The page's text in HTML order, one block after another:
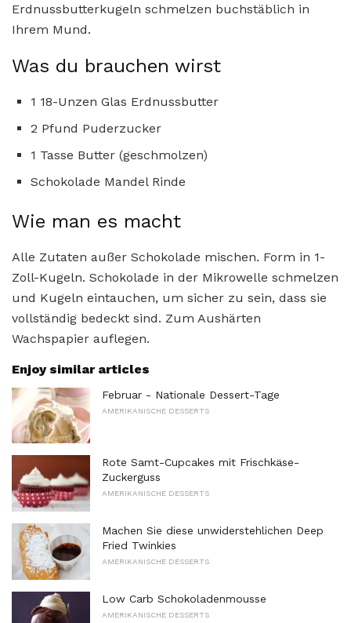
Erdnussbutterkugeln schmelzen buchstäblich in
Ihrem Mund.
Was du brauchen wirst
1 18-Unzen Glas Erdnussbutter
2 Pfund Puderzucker
1 Tasse Butter (geschmolzen)
Schokolade Mandel Rinde
Wie man es macht
Alle Zutaten außer Schokolade mischen. Form in 1-
Zoll-Kugeln. Schokolade in der Mikrowelle schmelzen
und Kugeln eintauchen, um sicher zu sein, dass sie
vollständig bedeckt sind. Zum Aushärten
Wachspapier auflegen.
Enjoy similar articles
Februar - Nationale Dessert-Tage
AMERIKANISCHE DESSERTS
Rote Samt-Cupcakes mit Frischkäse-
Zuckerguss
AMERIKANISCHE DESSERTS
Machen Sie diese unwiderstehlichen Deep
Fried Twinkies
AMERIKANISCHE DESSERTS
Low Carb Schokoladenmousse
AMERIKANISCHE DESSERTS